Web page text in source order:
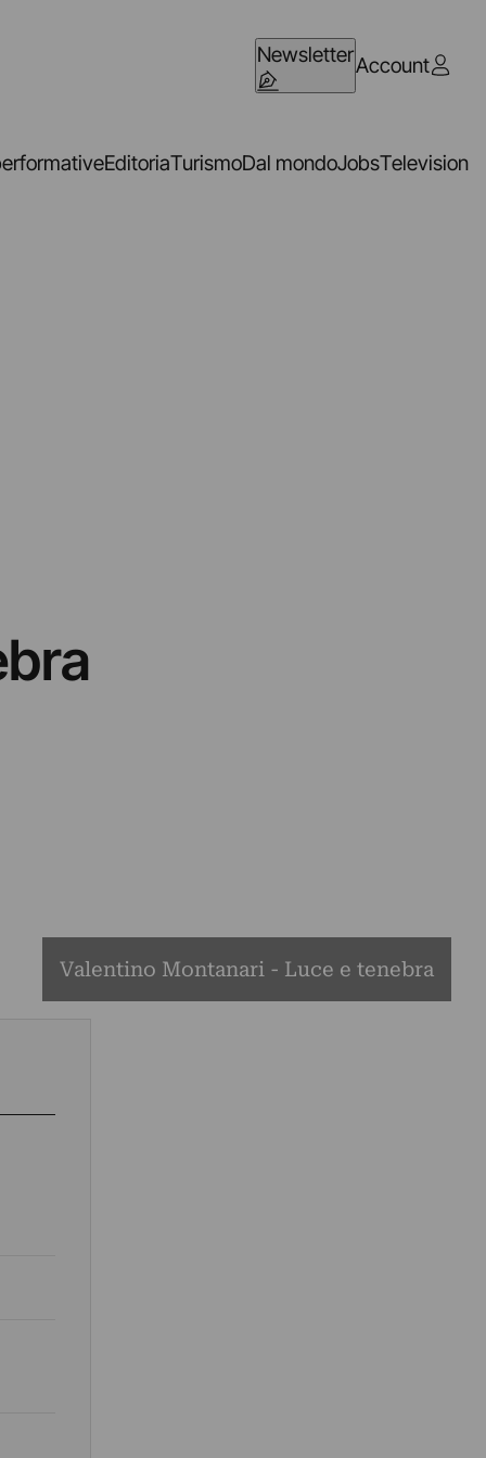
NewsletterAccount
EditoriaTurismoDal mondoJobsTelevision
Valentino Montanari - Luce e tenebra